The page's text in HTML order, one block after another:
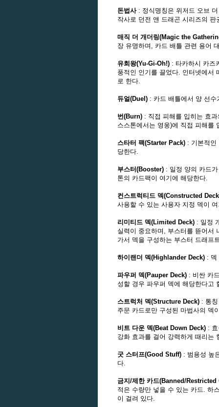
돈법사: 정식명칭은 위저드 오브
작사로 던전 앤 드래곤 시리즈의
매직 더 개더링(Magic the
장 유명하며, 카드 배틀 관련 용어
유희왕(Yu-Gi-Oh!) : 타카하시 카즈
풍적인 인기를 끌었다. 인터넷에서
로 한다.
듀얼(Duel) : 카드 배틀에서 양 선
번(Burn) : 직접 피해를 입히는 효
스스톤에서는 영웅)에 직접 피해를
스타터 팩(Starter Pack) : 기본적인
당한다.
부스터(Booster) : 일정 양의 카드
톤의 카드팩이 여기에 해당한다.
컨스트럭티드 덱(Constructed
사용할 수 있는 사용자 지정 덱이
리미티드 덱(Limited Deck) : 일정
실력이 중요하며, 부스터를 뜯어서
가서 덱을 구성하는 부스터 드래프
하이랜더 덱(Highlander Deck) : 덱
파우퍼 덱(Pauper Deck) : 비싼 카
성할 경우 파우퍼 덱에 해당한다고
스트럭처 덱(Structure Deck) : 통
주문 카드로만 구성된 마법사의 덱
비트 다운 덱(Beat Down Deck) :
강화 효과를 걸어 강력하게 때리는
굿 스터프(Good Stuff) : 범용성 높
다.
금지/제한 카드(Banned/Restricted
적은 수량만 넣을 수 있는 카드. 하
이 걸려 있다.